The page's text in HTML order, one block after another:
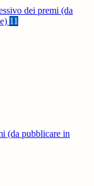
dei premi (da
11
(da pubblicare in